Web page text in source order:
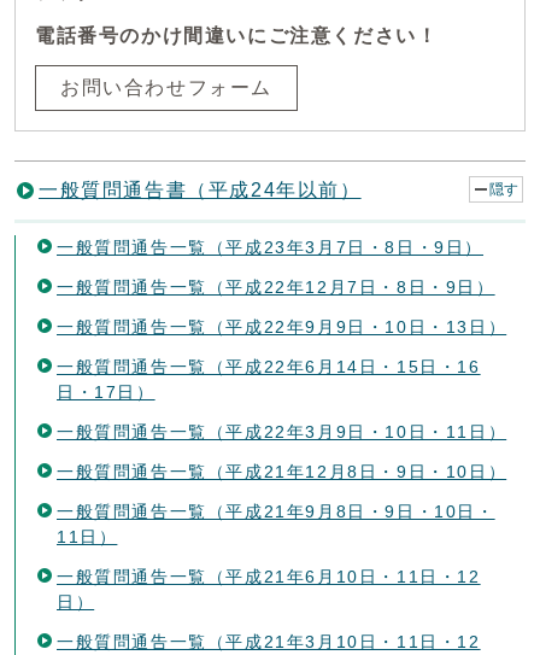
電話番号のかけ間違いにご注意ください！
お問い合わせフォーム
一般質問通告書（平成24年以前） 隠す
一般質問通告一覧（平成23年3月7日・8日・9日）
一般質問通告一覧（平成22年12月7日・8日・9日）
一般質問通告一覧（平成22年9月9日・10日・13日）
一般質問通告一覧（平成22年6月14日・15日・16
日・17日）
一般質問通告一覧（平成22年3月9日・10日・11日）
一般質問通告一覧（平成21年12月8日・9日・10日）
一般質問通告一覧（平成21年9月8日・9日・10日・
11日）
一般質問通告一覧（平成21年6月10日・11日・12
日）
一般質問通告一覧（平成21年3月10日・11日・12